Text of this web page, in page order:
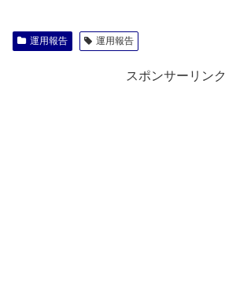
運用報告 運用報告
スポンサーリンク